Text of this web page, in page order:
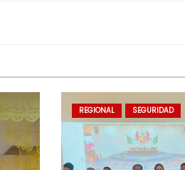
REGIONAL SEGURIDAD